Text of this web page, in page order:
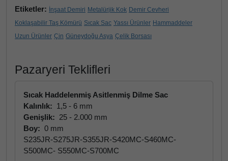
Etiketler: İnşaat Demiri Metalürjik Kok Demir Cevheri
Koklaşabilir Taş Kömürü Sıcak Sac Yassı Ürünler Hammaddeler
Uzun Ürünler Çin Güneydoğu Asya Çelik Borsası
Pazaryeri Teklifleri
Sıcak Haddelenmiş Asitlenmiş Dilme Sac
Kalınlık: 1,5 - 6 mm
Genişlik: 25 - 2.000 mm
Boy: 0 mm
S235JR-S275JR-S355JR-S420MC-S460MC-
S500MC- S550MC-S700MC